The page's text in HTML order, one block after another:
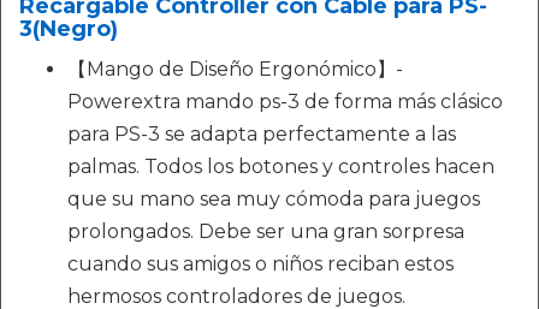
Recargable Controller con Cable para PS-
3(Negro)
【Mango de Diseño Ergonómico】-
Powerextra mando ps-3 de forma más clásico
para PS-3 se adapta perfectamente a las
palmas. Todos los botones y controles hacen
que su mano sea muy cómoda para juegos
prolongados. Debe ser una gran sorpresa
cuando sus amigos o niños reciban estos
hermosos controladores de juegos.